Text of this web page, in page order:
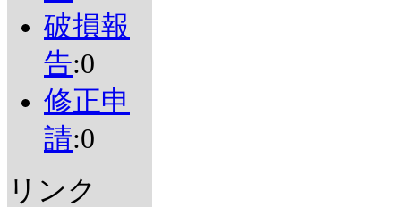
破損報
告:0
修正申
請:0
リンク